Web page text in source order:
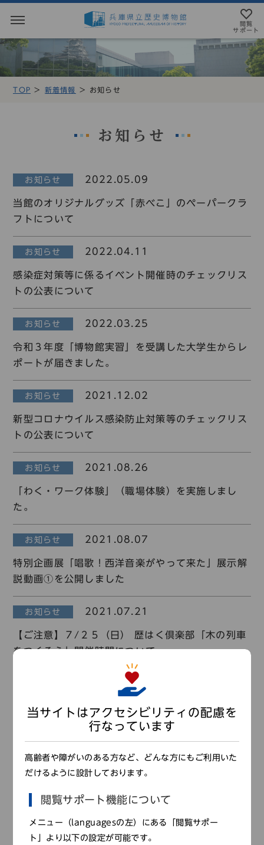
TOP 新着情報 お知らせ
お知らせ
お知らせ 2022.05.09
当館のオリジナルグッズ「赤べこ」のペーパークラ
フトについて
お知らせ 2022.04.11
感染症対策等に係るイベント開催時のチェックリス
トの公表について
お知らせ 2022.03.25
令和３年度「博物館実習」を受講した大学生からレ
ポートが届きました。
お知らせ 2021.12.02
新型コロナウイルス感染防止対策等のチェックリス
トの公表について
お知らせ 2021.08.26
「わく・ワーク体験」（職場体験）を実施しまし
た。
お知らせ 2021.08.07
特別企画展「唱歌！西洋音楽がやって来た」展示解
説動画①を公開しました
お知らせ 2021.07.21
【ご注意】７/２５（日） 歴はく倶楽部「木の列車
をつくろう」開催時間について
2021.07.08
当館所蔵の鉄道レールが産業遺産に！！
お知らせ 2021.07.08
国立大学法人兵庫教育大学との連携協力に関する協
定締結について
特別企画展「広告と近代のくらし」展示解説動画③
当サイトはアクセシビリティの配慮を
行なっています
高齢者や障がいのある方など、どんな方にもご利用いた
だけるように設計しております。
閲覧サポート機能について
メニュー（languagesの左）にある「閲覧サポー
ト」より以下の設定が可能です。
閲覧
サポート
アクセス
展示・展覧会
もよおし
読む・調べる
新着情報
お問い合わせ
languages
閲覧サポート
音声読み上げについて
文字サイズ設定
標準
カラー設定
標準
languages
日本語